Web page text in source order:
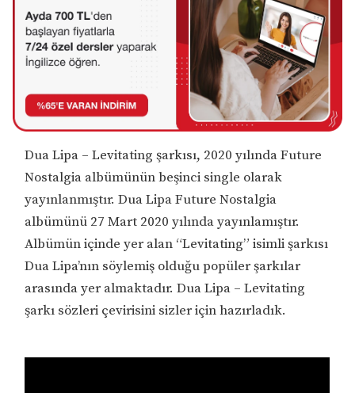
Dua Lipa – Levitating şarkısı, 2020 yılında Future
Nostalgia albümünün beşinci single olarak
yayınlanmıştır. Dua Lipa Future Nostalgia
albümünü 27 Mart 2020 yılında yayınlamıştır.
Albümün içinde yer alan “Levitating” isimli şarkısı
Dua Lipa’nın söylemiş olduğu popüler şarkılar
arasında yer almaktadır. Dua Lipa – Levitating
şarkı sözleri çevirisini sizler için hazırladık.